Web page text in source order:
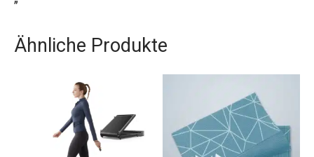
Ähnliche Produkte